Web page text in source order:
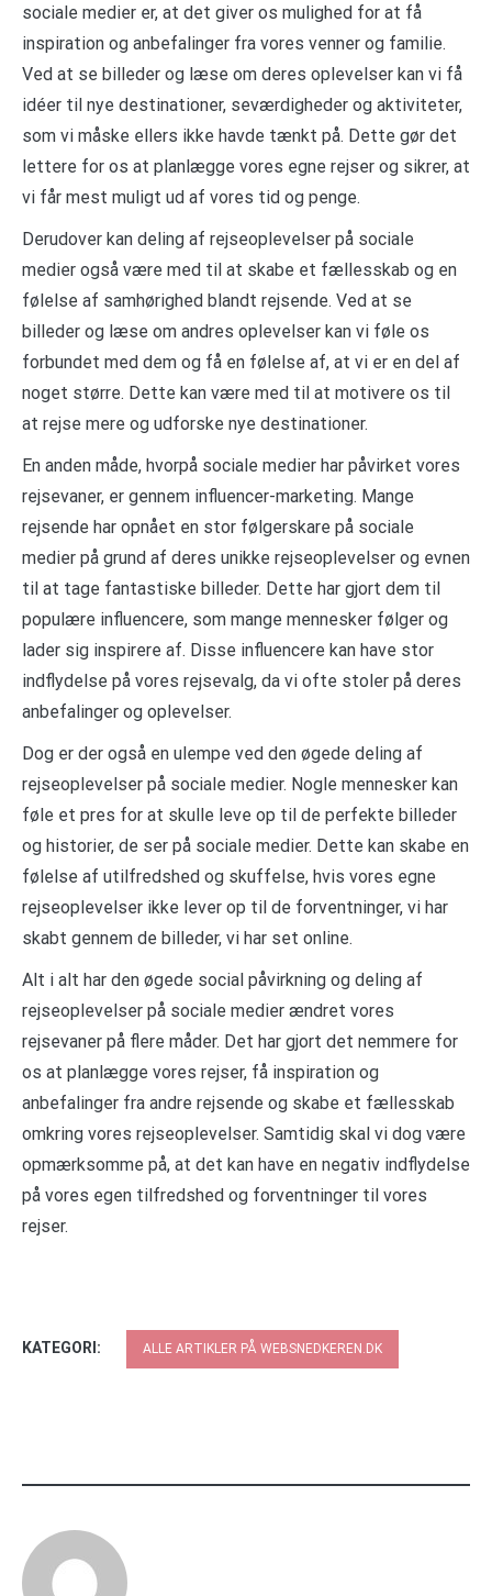
sociale medier er, at det giver os mulighed for at få
inspiration og anbefalinger fra vores venner og familie.
Ved at se billeder og læse om deres oplevelser kan vi få
idéer til nye destinationer, seværdigheder og aktiviteter,
som vi måske ellers ikke havde tænkt på. Dette gør det
lettere for os at planlægge vores egne rejser og sikrer, at
vi får mest muligt ud af vores tid og penge.
Derudover kan deling af rejseoplevelser på sociale
medier også være med til at skabe et fællesskab og en
følelse af samhørighed blandt rejsende. Ved at se
billeder og læse om andres oplevelser kan vi føle os
forbundet med dem og få en følelse af, at vi er en del af
noget større. Dette kan være med til at motivere os til
at rejse mere og udforske nye destinationer.
En anden måde, hvorpå sociale medier har påvirket vores
rejsevaner, er gennem influencer-marketing. Mange
rejsende har opnået en stor følgerskare på sociale
medier på grund af deres unikke rejseoplevelser og evnen
til at tage fantastiske billeder. Dette har gjort dem til
populære influencere, som mange mennesker følger og
lader sig inspirere af. Disse influencere kan have stor
indflydelse på vores rejsevalg, da vi ofte stoler på deres
anbefalinger og oplevelser.
Dog er der også en ulempe ved den øgede deling af
rejseoplevelser på sociale medier. Nogle mennesker kan
føle et pres for at skulle leve op til de perfekte billeder
og historier, de ser på sociale medier. Dette kan skabe en
følelse af utilfredshed og skuffelse, hvis vores egne
rejseoplevelser ikke lever op til de forventninger, vi har
skabt gennem de billeder, vi har set online.
Alt i alt har den øgede social påvirkning og deling af
rejseoplevelser på sociale medier ændret vores
rejsevaner på flere måder. Det har gjort det nemmere for
os at planlægge vores rejser, få inspiration og
anbefalinger fra andre rejsende og skabe et fællesskab
omkring vores rejseoplevelser. Samtidig skal vi dog være
opmærksomme på, at det kan have en negativ indflydelse
på vores egen tilfredshed og forventninger til vores
rejser.
KATEGORI: ALLE ARTIKLER PÅ WEBSNEDKEREN.DK